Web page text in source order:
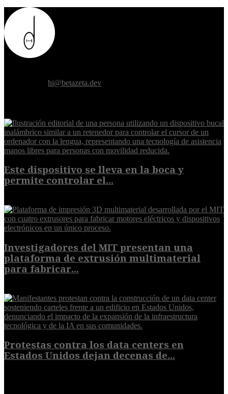
hi@betazeta.dev
Este dispositivo se lleva en la boca y
permite controlar el...
Investigadores del MIT presentan una
plataforma de extrusión multimaterial
para fabricar...
Protestas contra los data centers en
Estados Unidos dejan decenas de...